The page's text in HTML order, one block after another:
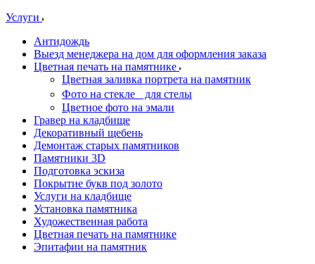
Услуги
Антидождь
Выезд менеджера на дом для оформления заказа
Цветная печать на памятнике
Цветная заливка портрета на памятник
Фото на стекле для стелы
Цветное фото на эмали
Гравер на кладбище
Декоративный щебень
Демонтаж старых памятников
Памятники 3D
Подготовка эскиза
Покрытие букв под золото
Услуги на кладбище
Установка памятника
Художественная работа
Цветная печать на памятнике
Эпитафии на памятник